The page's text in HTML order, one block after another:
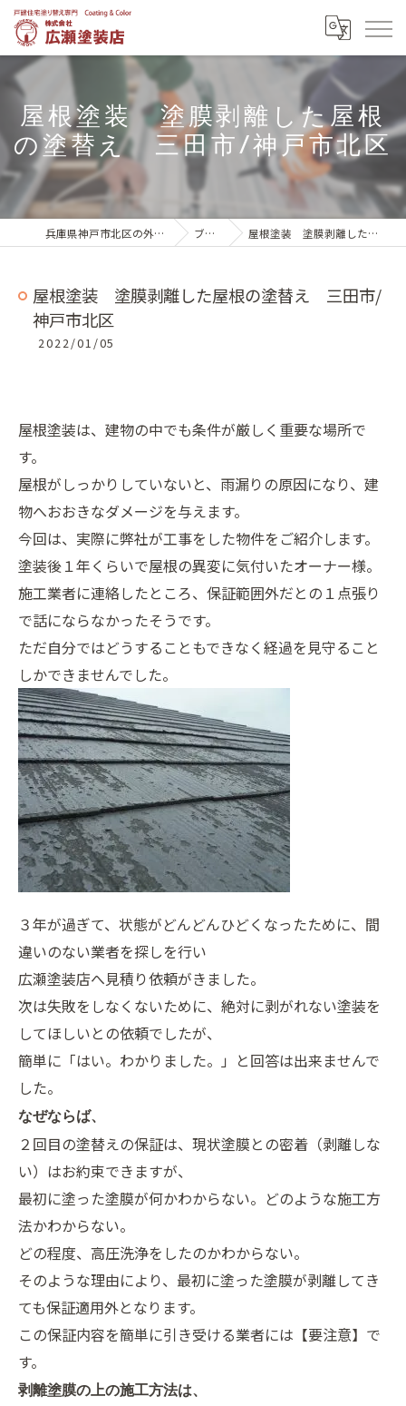
屋根塗装 塗膜剥離した屋根
の塗替え 三田市/神戸市北区
兵庫県神戸市北区の外壁塗装は株式会社広瀬塗装店 ブログ一覧 屋根塗装 塗膜剥離した屋根の塗替え 三田市/神戸市北区
屋根塗装 塗膜剥離した屋根の塗替え 三田市/
神戸市北区
2022/01/05
屋根塗装は、建物の中でも条件が厳しく重要な場所で
す。
屋根がしっかりしていないと、雨漏りの原因になり、建
物へおおきなダメージを与えます。
今回は、実際に弊社が工事をした物件をご紹介します。
塗装後１年くらいで屋根の異変に気付いたオーナー様。
施工業者に連絡したところ、保証範囲外だとの１点張り
で話にならなかったそうです。
ただ自分ではどうすることもできなく経過を見守ること
しかできませんでした。
３年が過ぎて、状態がどんどんひどくなったために、間
違いのない業者を探しを行い
広瀬塗装店へ見積り依頼がきました。
次は失敗をしなくないために、絶対に剥がれない塗装を
してほしいとの依頼でしたが、
簡単に「はい。わかりました。」と回答は出来ませんで
した。
なぜならば、
２回目の塗替えの保証は、現状塗膜との密着（剥離しな
い）はお約束できますが、
最初に塗った塗膜が何かわからない。どのような施工方
法かわからない。
どの程度、高圧洗浄をしたのかわからない。
そのような理由により、最初に塗った塗膜が剥離してき
ても保証適用外となります。
この保証内容を簡単に引き受ける業者には【要注意】で
す。
剥離塗膜の上の施工方法は、